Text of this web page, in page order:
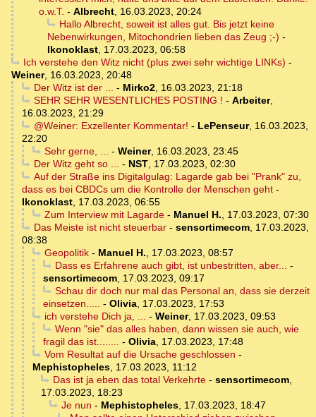
o.w.T. - Albrecht, 16.03.2023, 20:24
Hallo Albrecht, soweit ist alles gut. Bis jetzt keine
Nebenwirkungen, Mitochondrien lieben das Zeug ;-) -
Ikonoklast, 17.03.2023, 06:58
Ich verstehe den Witz nicht (plus zwei sehr wichtige LINKs) -
Weiner, 16.03.2023, 20:48
Der Witz ist der ... - Mirko2, 16.03.2023, 21:18
SEHR SEHR WESENTLICHES POSTING ! - Arbeiter,
16.03.2023, 21:29
@Weiner: Exzellenter Kommentar! - LePenseur, 16.03.2023,
22:20
Sehr gerne, ... - Weiner, 16.03.2023, 23:45
Der Witz geht so ... - NST, 17.03.2023, 02:30
Auf der Straße ins Digitalgulag: Lagarde gab bei "Prank" zu,
dass es bei CBDCs um die Kontrolle der Menschen geht -
Ikonoklast, 17.03.2023, 06:55
Zum Interview mit Lagarde- Manuel H., 17.03.2023, 07:30
Das Meiste ist nicht steuerbar- sensortimecom, 17.03.2023,
08:38
Geopolitik- Manuel H., 17.03.2023, 08:57
Dass es Erfahrene auch gibt, ist unbestritten, aber... -
sensortimecom, 17.03.2023, 09:17
Schau dir doch nur mal das Personal an, dass sie derzeit
einsetzen..... - Olivia, 17.03.2023, 17:53
ich verstehe Dich ja, ... - Weiner, 17.03.2023, 09:53
Wenn "sie" das alles haben, dann wissen sie auch, wie
fragil das ist........ - Olivia, 17.03.2023, 17:48
Vom Resultat auf die Ursache geschlossen -
Mephistopheles, 17.03.2023, 11:12
Das ist ja eben das total Verkehrte- sensortimecom,
17.03.2023, 18:23
Je nun - Mephistopheles, 17.03.2023, 18:47